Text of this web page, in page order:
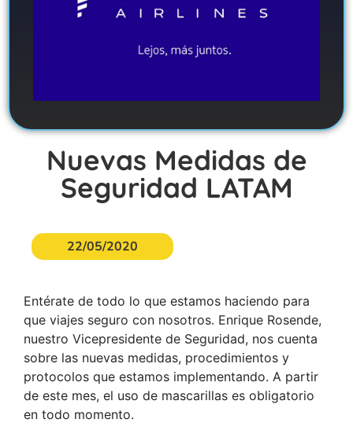
Nuevas Medidas de
Seguridad LATAM
22/05/2020
Entérate de todo lo que estamos haciendo para
que viajes seguro con nosotros. Enrique Rosende,
nuestro Vicepresidente de Seguridad, nos cuenta
sobre las nuevas medidas, procedimientos y
protocolos que estamos implementando. A partir
de este mes, el uso de mascarillas es obligatorio
en todo momento.